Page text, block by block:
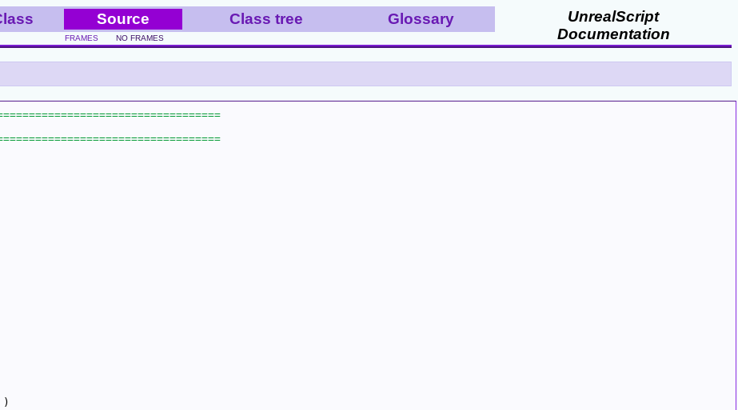
Source Class tree Glossary
UnrealScript
Documentation
FRAMES NO FRAMES